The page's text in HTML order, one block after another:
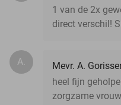
1 van de 2x
direct verschil!
A.
Mevr. A.
heel fijn
zorgzame